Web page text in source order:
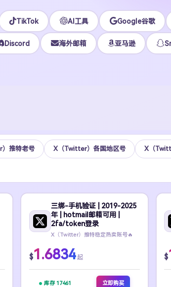
TikTok AI工具 Google谷歌
Discord 海外邮箱 亚马逊
推特老号 X（Twitter）各国地区号 X（
三绑-手机验证 | 2019-2025
年 | hotmail邮箱可用 |
2fa/token登录
X（Twitter）推特稳定热卖账号🔥
$1.6834起
库存 17461 立即购买
$